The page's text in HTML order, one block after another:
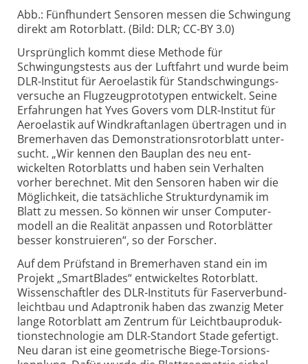
Abb.: Fünfhundert Sensoren messen die Schwin­gung
direkt am Rotor­blatt. (Bild: DLR; CC-BY 3.0)
Ursprünglich kommt diese Methode für
Schwingungstests aus der Luft­fahrt und wurde beim
DLR-Institut für Aero­elastik für Stand­schwin­gungs­
ver­suche an Flug­zeug­proto­typen ent­wickelt. Seine
Erfah­rungen hat Yves Govers vom DLR-Institut für
Aero­elastik auf Wind­kraft­anlagen über­tragen und in
Bremer­haven das Demon­strations­rotor­blatt unter­
sucht. „Wir kennen den Bau­plan des neu ent­
wickelten Rotor­blatts und haben sein Ver­halten
vorher berechnet. Mit den Sensoren haben wir die
Möglich­keit, die tat­säch­liche Struktur­dynamik im
Blatt zu messen. So können wir unser Computer­
modell an die Realität anpassen und Rotor­blätter
besser konstru­ieren“, so der Forscher.
Auf dem Prüfstand in Bremerhaven stand ein im
Projekt „SmartBlades“ ent­wickeltes Rotor­blatt.
Wissen­schaftler des DLR-Instituts für Faser­verbund­
leicht­bau und Adap­tronik haben das zwanzig Meter
lange Rotor­blatt am Zentrum für Leicht­bau­produk­
tions­techno­logie am DLR-Standort Stade gefertigt.
Neu daran ist eine geo­me­trische Biege-Torsions­